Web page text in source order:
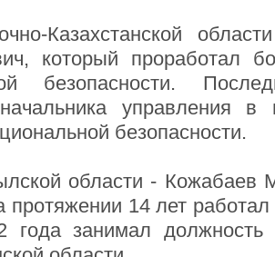
Казахстанской
который проработал
безопасности.
управления в
безопасности.
области - Кожабаев
протяжении 14 лет работал
года занимал